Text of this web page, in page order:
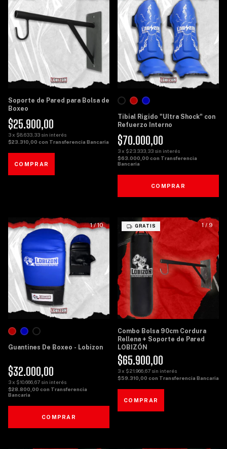
Soporte de Pared para Bolsa de
Boxeo
$25.900,00
3x $8.633,33 sin interés
$23.310,00 con Transferencia Bancaria
Tibial Rigido "Ultra Shock" con
Refuerzo Interno
$70.000,00
3x $23.333,33 sin interés
$63.000,00 con Transferencia
Bancaria
COMPRAR
1/10
Guantines De Boxeo - Lobizon
$32.000,00
3x $10.666,67 sin interés
$28.800,00 con Transferencia
Bancaria
COMPRAR
1/ 9
GRATIS
Combo Bolsa 90cm Cordura
Rellena + Soporte de Pared
LOBIZÓN
$65.900,00
3x $21.966,67 sin interés
$59.310,00 con Transferencia Bancaria